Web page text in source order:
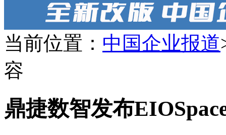
当前位置： 中国企业报道
容
鼎捷数智发布